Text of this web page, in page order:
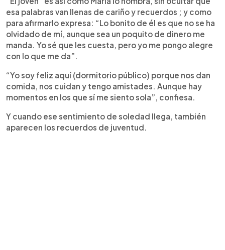
esa palabras van llenas de cariño y recuerdos ; y como
para afirmarlo expresa: “Lo bonito de él es que no se ha
olvidado de mí, aunque sea un poquito de dinero me
manda. Yo sé que les cuesta, pero yo me pongo alegre
con lo que me da”.
“Yo soy feliz aquí (dormitorio público) porque nos dan
comida, nos cuidan y tengo amistades. Aunque hay
momentos en los que sí me siento sola”, confiesa.
Y cuando ese sentimiento de soledad llega, también
aparecen los recuerdos de juventud.